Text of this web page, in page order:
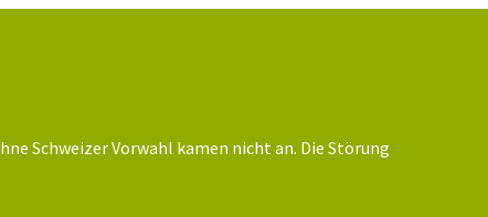
Schweizer Vorwahl kamen nicht an. Die Störung